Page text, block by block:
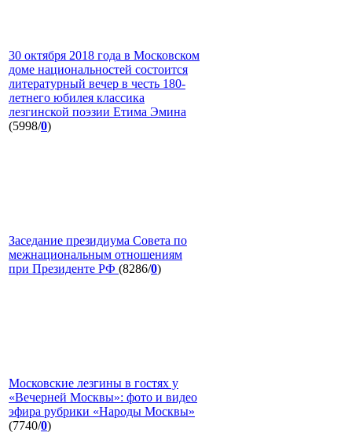
30 октября 2018 года в Московском
доме национальностей состоится
литературный вечер в честь 180-
летнего юбилея классика
лезгинской поэзии Етима Эмина
(5998/0)
Заседание президиума Совета по
межнациональным отношениям
при Президенте РФ (8286/0)
Московские лезгины в гостях у
«Вечерней Москвы»: фото и видео
эфира рубрики «Народы Москвы»
(7740/0)